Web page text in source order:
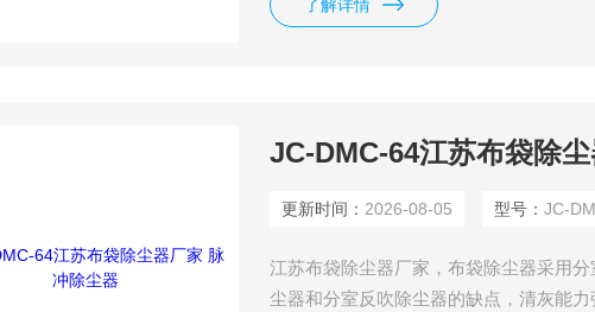
了解详情
JC-DMC-64江苏布袋除
更新时间： 2026-08-05 型号：JC-
江苏布袋除尘器厂家，布袋除尘器采用
尘器和分室反吹除尘器的缺点，清灰能